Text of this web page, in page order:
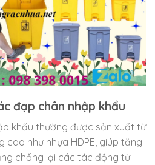
đạp chân nhập khẩu
khẩu thường được sản xuất từ
cao như nhựa HDPE, giúp tăng
chống lại các tác động từ